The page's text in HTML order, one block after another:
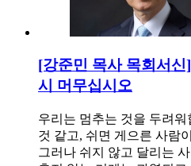
[강준민 목사 목회서
시 머무십시오
우리는 멈추는 것을 두려
것 같고, 쉬면 게으른 사람
그러나 쉬지 않고 달리는